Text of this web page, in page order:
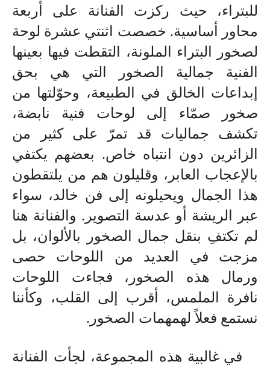
للبتراء، حيث ركزت الفنانة على أربعة
محاور أساسية. خصصت اثنتي عشرة لوحة
لصخور البتراء الملونة، التقطت فيها بعينها
الفنية جمالية الصخور التي هي بحق
إبداعات الخالق في الطبيعة، وحوّلتها من
صخور صمّاء إلى لوحات فنية نابضة،
تكشف جماليات قد تمرّ على كثير من
الزائرين دون انتباه خاص. بعضهم يكتفي
بالإعجاب العابر، وقليلون هم من يلتقطون
هذا الجمال ويحيلونه إلى فن خالد، سواء
عبر الريشة أو عدسة التصوير. والفنانة هنا
لم تكتفِ بنقل جمال الصخور بالألوان، بل
مزجت في العديد من اللوحات حصى
ورمال هذه الصخور، فجاءت اللوحات
نافرة الملمس، أقرب إلى القلب، وكأننا
نستمع فعلاً لهمهمات الصخور .
في غالبية هذه المجموعة، لجأت الفنانة